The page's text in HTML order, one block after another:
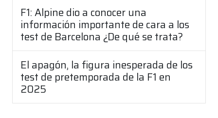
F1: Alpine dio a conocer una
información importante de cara a los
test de Barcelona ¿De qué se trata?
El apagón, la figura inesperada de los
test de pretemporada de la F1 en
2025